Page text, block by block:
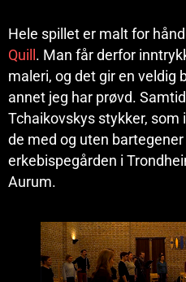
Hele spillet er malt for
Quill . Man får derfor
maleri, og det gir en veldig
annet jeg har prøvd.
Tchaikovskys stykker,
de med og uten
erkebispegården i
Aurum.